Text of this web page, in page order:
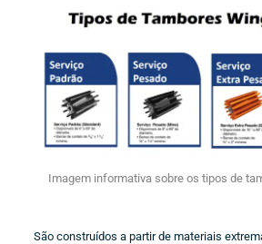
Imagem informativa sobre os tipos de
São construídos a partir de materiais